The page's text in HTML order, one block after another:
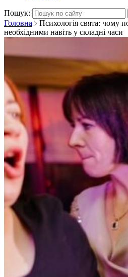
Пошук:
Головна
Психологія свята: чому
необхідними навіть у складні часи